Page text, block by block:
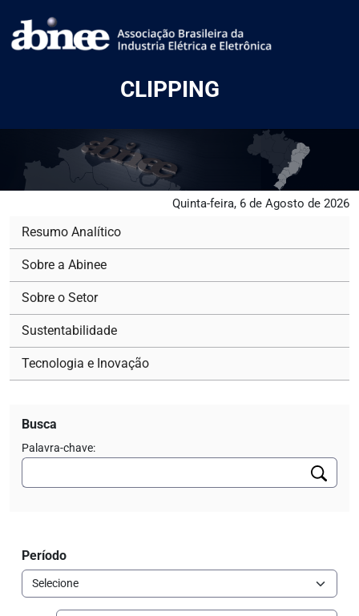
CLIPPING
Quinta-feira, 6 de Agosto de 2026
Resumo Analítico
Sobre a Abinee
Sobre o Setor
Sustentabilidade
Tecnologia e Inovação
Busca
Palavra-chave:
Período